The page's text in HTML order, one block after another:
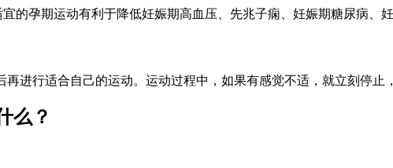
的孕期运动有利于降低妊娠期高血压、先兆子痫、妊娠期糖尿病、
进行适合自己的运动。运动过程中，如果有感觉不适，就立刻停止
么？